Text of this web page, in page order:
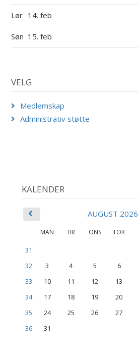
Lør 14. feb
Søn 15. feb
VELG
Medlemskap
Administrativ støtte
KALENDER
AUGUST 2026
MAN TIR ONS TOR
31
32
3 4 5 6
33
10 11 12 13
34
17 18 19 20
35
24 25 26 27
36
31